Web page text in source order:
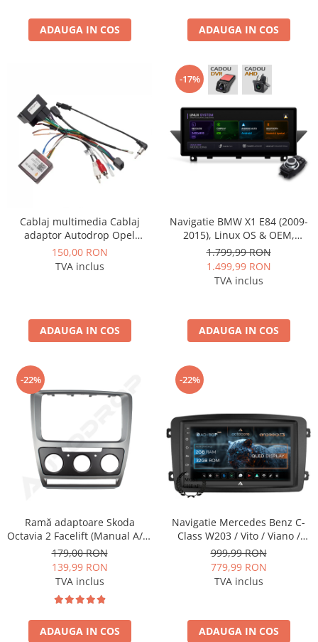
ADAUGA IN COS ADAUGA IN COS
Cablaj multimedia Cablaj
adaptor Autodrop Opel
pentru Navigatii multimedia
Android
150,00 RON
TVA inclus
ADAUGA IN COS
-17%
Navigatie BMW X1 E84 (2009-
2015), Linux OS & OEM,
Varianta iDrive, CarPlay &
Android Auto Wireless,
MirrorLink, Camera AHD, 12.3
1.799,99 RON
1.499,99 RON
TVA inclus
ADAUGA IN COS
-22%
Ramă adaptoare Skoda
Octavia 2 Facelift (Manual A/C)
2009-2013 - fațetă 213×133
(RNS 510 / RCD 330), montaj
dedicat
179,00 RON
139,99 RON
TVA inclus
ADAUGA IN COS
-22%
Navigatie Mercedes Benz C-
Class W203 / Vito / Viano /
CLK, Android, P-Octacore /
2GB RAM + 32GB ROM, 7 Inch
- AD-BGP1002+AD-BGRBE014
999,99 RON
779,99 RON
TVA inclus
ADAUGA IN COS